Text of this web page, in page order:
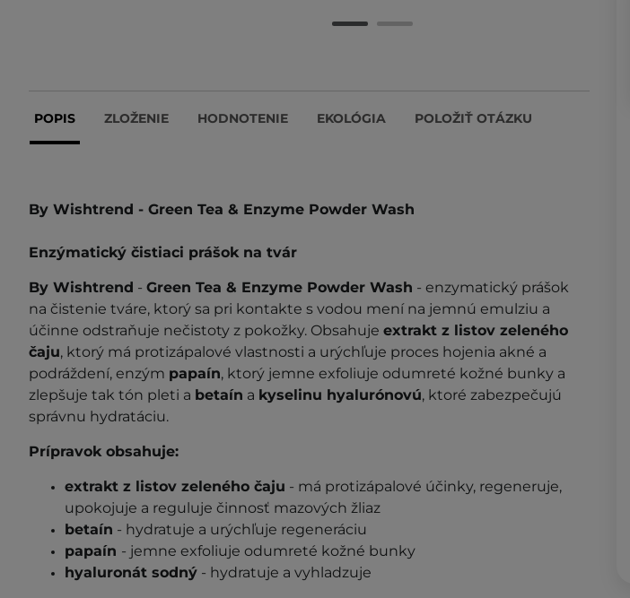
POPIS ZLOŽENIE HODNOTENIE EKOLÓGIA POLOŽIŤ OTÁZKU
By Wishtrend - Green Tea & Enzyme Powder Wash
Enzýmatický čistiaci prášok na tvár
By Wishtrend - Green Tea & Enzyme Powder Wash - enzymatický prášok
na čistenie tváre, ktorý sa pri kontakte s vodou mení na jemnú emulziu a
účinne odstraňuje nečistoty z pokožky. Obsahuje extrakt z listov zeleného
čaju, ktorý má protizápalové vlastnosti a urýchľuje proces hojenia akné a
podráždení, enzým papaín, ktorý jemne exfoliuje odumreté kožné bunky a
zlepšuje tak tón pleti a betaín a kyselinu hyalurónovú, ktoré zabezpečujú
správnu hydratáciu.
Prípravok obsahuje:
extrakt z listov zeleného čaju - má protizápalové účinky, regeneruje,
upokojuje a reguluje činnosť mazových žliaz
betaín - hydratuje a urýchľuje regeneráciu
papaín - jemne exfoliuje odumreté kožné bunky
hyaluronát sodný - hydratuje a vyhladzuje